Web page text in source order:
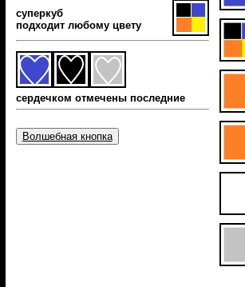
суперкуб
подходит любому цвету
сердечком отмечены последние
Волшебная кнопка